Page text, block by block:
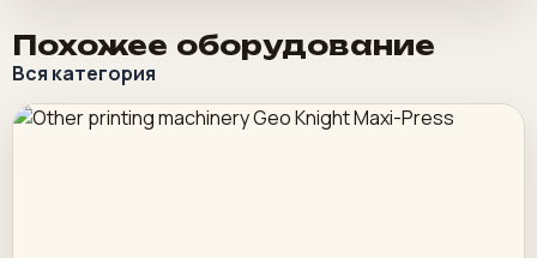
Похожее оборудование
Вся категория